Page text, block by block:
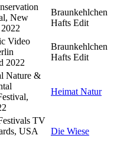
New
Braunkehlchen
Hafts Edit
Video
2022
Braunkehlchen
Hafts Edit
Nature &
Heimat Natur
TV
USA
Die Wiese